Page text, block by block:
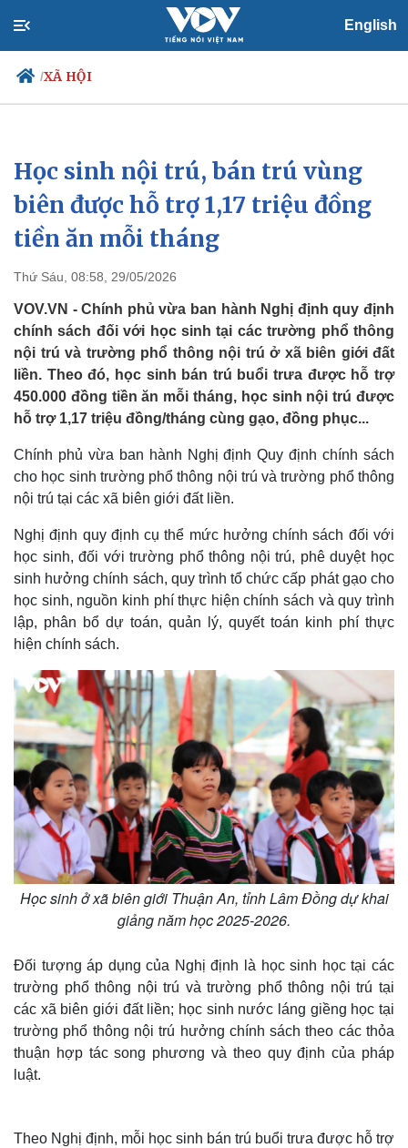
English
/XÃ HỘI
Chính trị
Đảng
Tổ chức nhân sự
Quốc hội
Xã hội
Tin 24h
Dự báo thời tiết
Học sinh nội trú, bán trú vùng
biên được hỗ trợ 1,17 triệu đồng
tiền ăn mỗi tháng
Thứ Sáu, 08:58, 29/05/2026
VOV.VN - Chính phủ vừa ban hành Nghị định quy định
chính sách đối với học sinh tại các trường phổ thông
nội trú và trường phổ thông nội trú ở xã biên giới đất
liền. Theo đó, học sinh bán trú buổi trưa được hỗ trợ
450.000 đồng tiền ăn mỗi tháng, học sinh nội trú được
hỗ trợ 1,17 triệu đồng/tháng cùng gạo, đồng phục...
Chính phủ vừa ban hành Nghị định Quy định chính sách
cho học sinh trường phổ thông nội trú và trường phổ thông
nội trú tại các xã biên giới đất liền.
Nghị định quy định cụ thể mức hưởng chính sách đối với
học sinh, đối với trường phổ thông nội trú, phê duyệt học
sinh hưởng chính sách, quy trình tổ chức cấp phát gạo cho
học sinh, nguồn kinh phí thực hiện chính sách và quy trình
lập, phân bổ dự toán, quản lý, quyết toán kinh phí thực
hiện chính sách.
Học sinh ở xã biên giới Thuận An, tỉnh Lâm Đồng dự khai
giảng năm học 2025-2026.
Đối tượng áp dụng của Nghị định là học sinh học tại các
trường phổ thông nội trú và trường phổ thông nội trú tại
các xã biên giới đất liền; học sinh nước láng giềng học tại
trường phổ thông nội trú hưởng chính sách theo các thỏa
thuận hợp tác song phương và theo quy định của pháp
luật.
Theo Nghị định, mỗi học sinh bán trú buổi trưa được hỗ trợ